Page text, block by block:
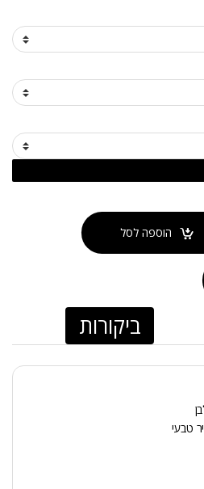
הוספה לסל
ביקורות
טבעי